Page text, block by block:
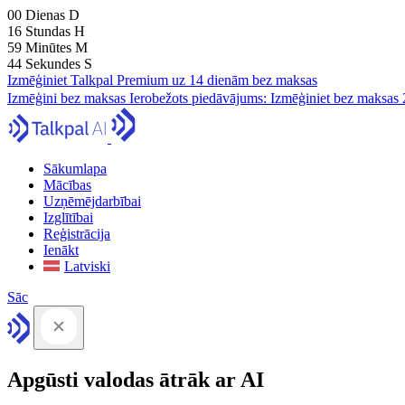
00 Dienas D
16 Stundas H
59 Minūtes M
43 Sekundes S
Izmēģiniet Talkpal Premium uz 14 dienām bez maksas
Izmēģini bez maksas Ierobežots piedāvājums: Izmēģiniet bez maksas
Sākumlapa
Mācības
Uzņēmējdarbībai
Izglītībai
Reģistrācija
Ienākt
Latviski
Sāc
Apgūsti valodas ātrāk ar AI